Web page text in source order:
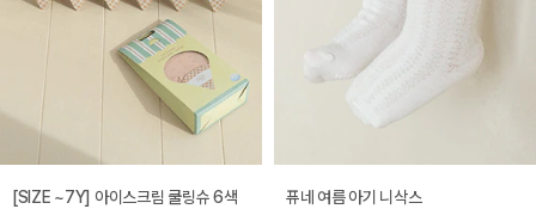
[SIZE ~7Y] 아이스크림 쿨링슈 6색
퓨네 여름 아기 니삭스